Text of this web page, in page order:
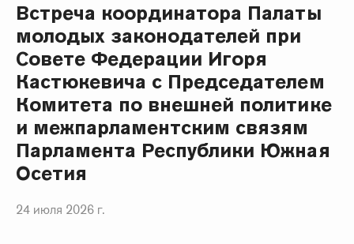
Встреча координатора Палаты
молодых законодателей при
Совете Федерации Игоря
Кастюкевича с Председателем
Комитета по внешней политике
и межпарламентским связям
Парламента Республики Южная
Осетия
24 июля 2026 г.